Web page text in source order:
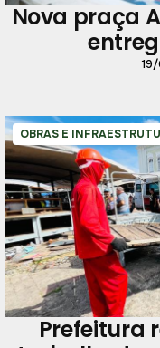
Nova praça
OBRAS E
Prefeitura